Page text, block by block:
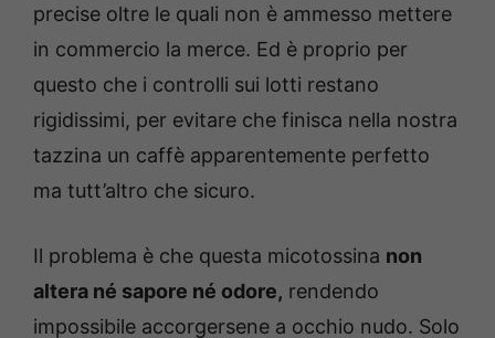
precise oltre le quali non è ammesso mettere
in commercio la merce. Ed è proprio per
questo che i controlli sui lotti restano
rigidissimi, per evitare che finisca nella nostra
tazzina un caffè apparentemente perfetto
ma tutt’altro che sicuro.
Il problema è che questa micotossina non
altera né sapore né odore, rendendo
impossibile accorgersene a occhio nudo. Solo